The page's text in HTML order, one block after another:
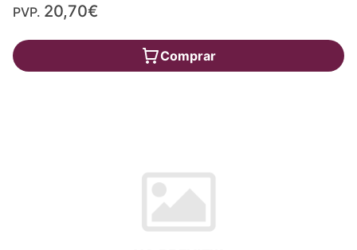
PVP. 20,70€
Comprar